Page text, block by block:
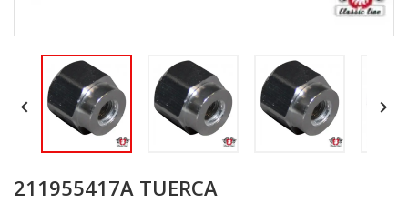
 
211955417A TUERCA